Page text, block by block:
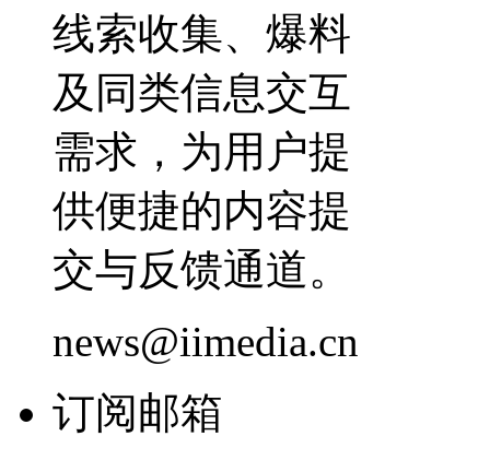
线索收集、爆料
及同类信息交互
需求，为用户提
供便捷的内容提
交与反馈通道。
news@iimedia.cn
订阅邮箱